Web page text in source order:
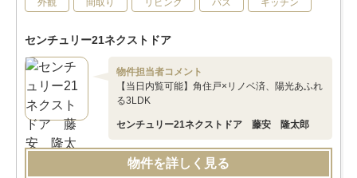
外観 間取り リビング バス キッチン
センチュリー21ネクストドア
物件担当者コメント
【当日内覧可能】角住戸×リノベ済、陽光あふれ
る3LDK
センチュリー21ネクストドア 藤安 隆太郎
物件を詳しく見る